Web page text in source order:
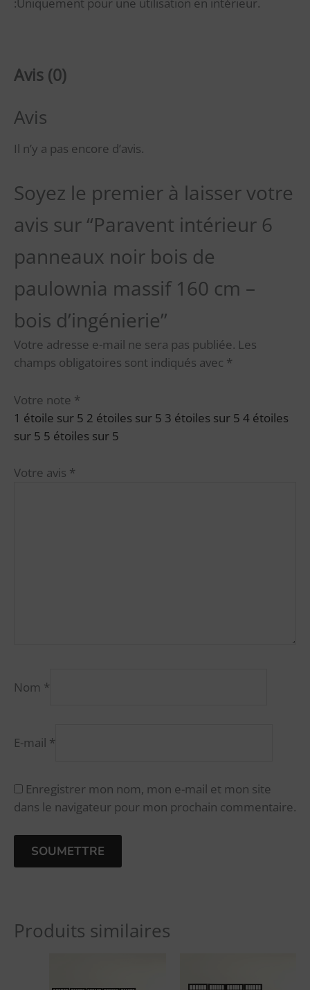
Avis (0)
Avis
Il n’y a pas encore d’avis.
Soyez le premier à laisser votre
avis sur “Paravent intérieur 6
panneaux noir bois de
paulownia massif 160 cm –
bois d’ingénierie”
Votre adresse e-mail ne sera pas publiée. Les
champs obligatoires sont indiqués avec *
Votre note *
1 étoile sur 5 2 étoiles sur 5 3 étoiles sur 5 4 étoiles
sur 5 5 étoiles sur 5
Votre avis *
Nom *
E-mail *
Enregistrer mon nom, mon e-mail et mon site
dans le navigateur pour mon prochain commentaire.
t
Produits similaires